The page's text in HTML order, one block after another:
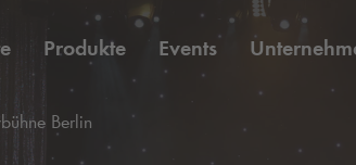
Produkte Events
Berlin